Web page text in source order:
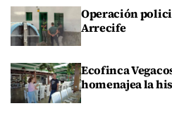
Operación
Arrecife
Ecofinca
homenajea la